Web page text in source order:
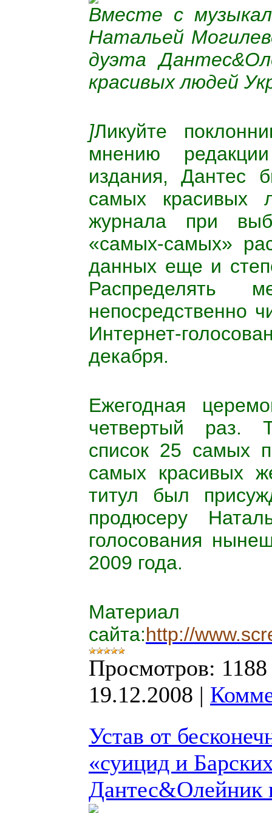
Вместе с
Натальей
дуэта
красивых людей
]Ликуйте
мнению
издания, Дантес
самых красивых
журнала при
«самых-самых»
данных еще и
Распределять
непосредственно
Интернет-
декабря.
Ежегодная
четвертый раз.
список 25 самых
самых красивых
титул был
продюсеру
голосования
2009 года.
сайта:http://
Просмотров: 1188
19.12.2008 |
Устав от
«суицид и
Дантес&Олейник